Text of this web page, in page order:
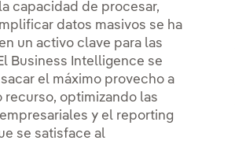
capacidad de procesar,
datos masivos se ha
un activo clave para las
Business Intelligence se
el máximo provecho a
recurso, optimizando las
y el reporting
se satisface al
Nuestro sector